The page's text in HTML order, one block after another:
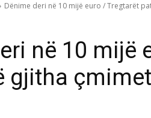
Dënime deri në 10 mijë euro / Tregtarët
në 10 mijë
gjitha